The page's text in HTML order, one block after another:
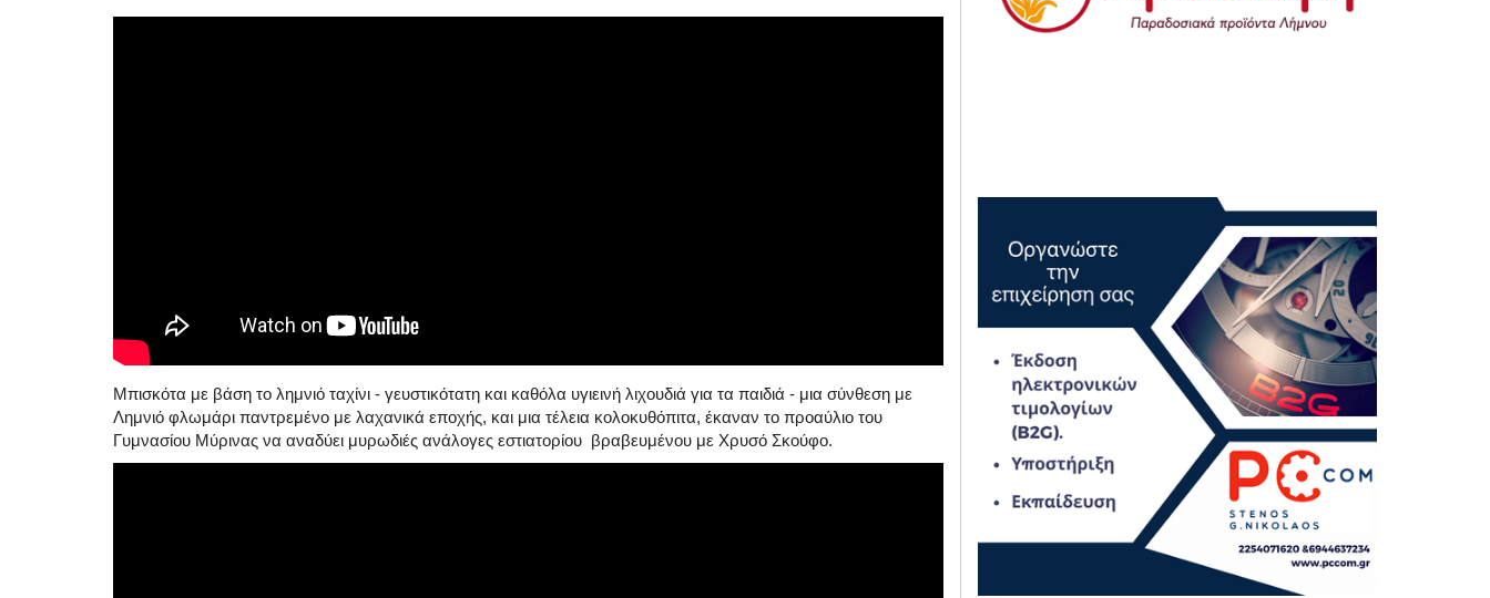
Μπισκότα με βάση το λημνιό ταχίνι - γευστικότατη και καθόλα υγιεινή λιχουδιά για τα παιδιά - μια σύνθεση με
Λημνιό φλωμάρι παντρεμένο με λαχανικά εποχής, και μια τέλεια κολοκυθόπιτα, έκαναν το προαύλιο του
Γυμνασίου Μύρινας να αναδύει μυρωδιές ανάλογες εστιατορίου βραβευμένου με Χρυσό Σκούφο.